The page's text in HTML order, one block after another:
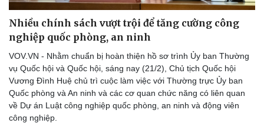
Nhiều chính sách vượt trội để tăng cường công
nghiệp quốc phòng, an ninh
VOV.VN - Nhằm chuẩn bị hoàn thiện hồ sơ trình Ủy ban Thường
vụ Quốc hội và Quốc hội, sáng nay (21/2), Chủ tịch Quốc hội
Vương Đình Huệ chủ trì cuộc làm việc với Thường trực Ủy ban
Quốc phòng và An ninh và các cơ quan chức năng có liên quan
về Dự án Luật công nghiệp quốc phòng, an ninh và động viên
công nghiệp.